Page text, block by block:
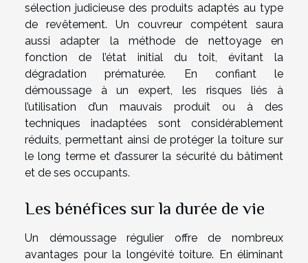
sélection judicieuse des produits adaptés au type
de revêtement. Un couvreur compétent saura
aussi adapter la méthode de nettoyage en
fonction de l’état initial du toit, évitant la
dégradation prématurée. En confiant le
démoussage à un expert, les risques liés à
l’utilisation d’un mauvais produit ou à des
techniques inadaptées sont considérablement
réduits, permettant ainsi de protéger la toiture sur
le long terme et d’assurer la sécurité du bâtiment
et de ses occupants.
Les bénéfices sur la durée de vie
Un démoussage régulier offre de nombreux
avantages pour la longévité toiture. En éliminant